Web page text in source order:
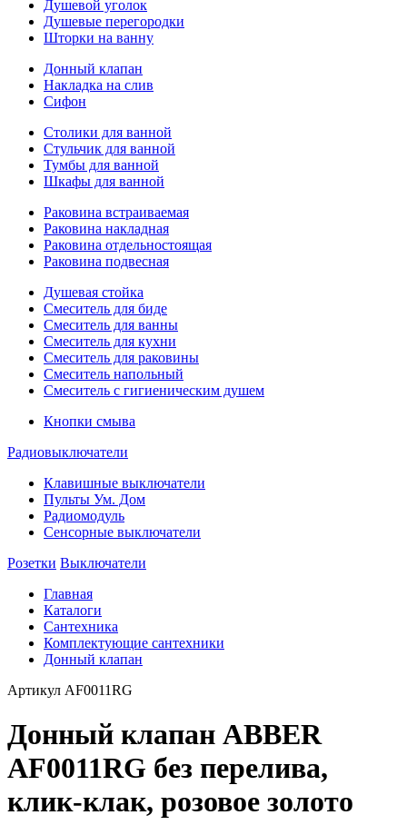
Душевой уголок
Душевые перегородки
Шторки на ванну
Донный клапан
Накладка на слив
Сифон
Столики для ванной
Стульчик для ванной
Тумбы для ванной
Шкафы для ванной
Раковина встраиваемая
Раковина накладная
Раковина отдельностоящая
Раковина подвесная
Душевая стойка
Смеситель для биде
Смеситель для ванны
Смеситель для кухни
Смеситель для раковины
Смеситель напольный
Смеситель с гигиеническим душем
Кнопки смыва
Радиовыключатели
Клавишные выключатели
Пульты Ум. Дом
Радиомодуль
Сенсорные выключатели
Розетки Выключатели
Главная
Каталоги
Сантехника
Комплектующие сантехники
Донный клапан
Артикул AF0011RG
Донный клапан ABBER
AF0011RG без перелива,
клик-клак, розовое золото